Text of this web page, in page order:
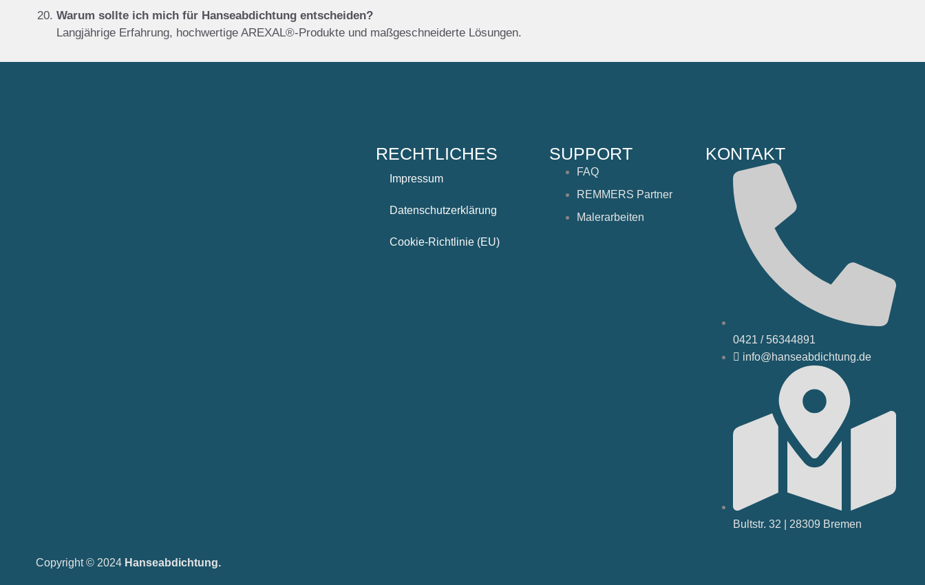
Warum sollte ich mich für Hanseabdichtung entscheiden?
Langjährige Erfahrung, hochwertige AREXAL®-Produkte und maßgeschneiderte Lösungen.
RECHTLICHES
Impressum
Datenschutzerklärung
Cookie-Richtlinie (EU)
SUPPORT
FAQ
REMMERS Partner
Malerarbeiten
KONTAKT
0421 / 56344891
info@hanseabdichtung.de
Bultstr. 32 | 28309 Bremen
Copyright © 2024 Hanseabdichtung.